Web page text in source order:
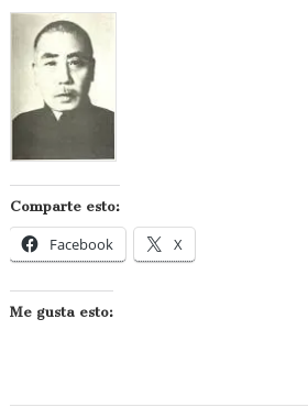
Comparte esto:
Facebook X
Me gusta esto: